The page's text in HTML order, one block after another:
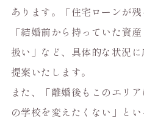
あります。「住宅ローンが
「結婚前から持っていた資
扱い」など、具体的な状況
提案いたします。
また、「離婚後もこのエリ
の学校を変えたくない」と